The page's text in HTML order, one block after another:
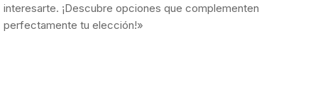
interesarte. ¡Descubre opciones que complementen
perfectamente tu elección!»